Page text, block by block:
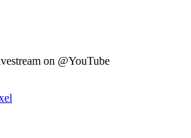
on @YouTube